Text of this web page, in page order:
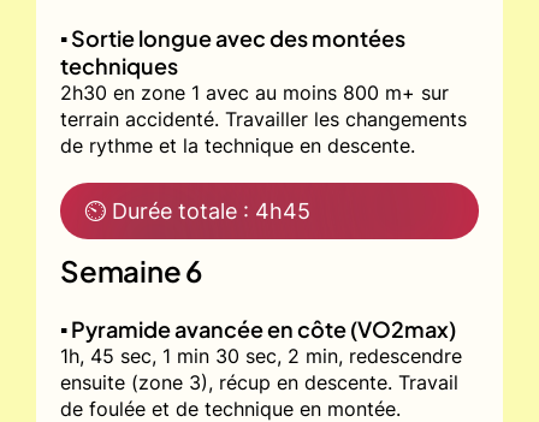
▪️ Sortie longue avec des montées
techniques
2h30 en zone 1 avec au moins 800 m+ sur
terrain accidenté. Travailler les changements
de rythme et la technique en descente.
⏲ Durée totale : 4h45
Semaine 6
▪️ Pyramide avancée en côte (VO2max)
1h, 45 sec, 1 min 30 sec, 2 min, redescendre
ensuite (zone 3), récup en descente. Travail
de foulée et de technique en montée.